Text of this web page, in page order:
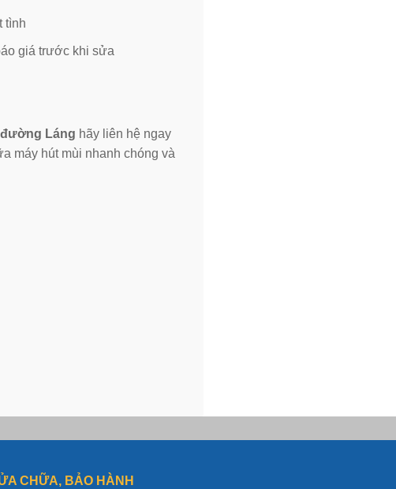
tình
giá trước khi sửa
Láng hãy liên hệ ngay
máy hút mùi nhanh chóng và
CHỮA, BẢO HÀNH